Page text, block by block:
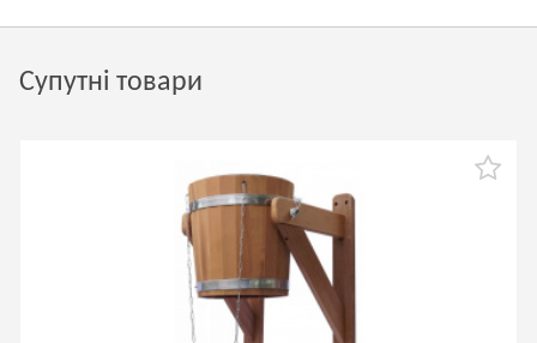
Супутні товари